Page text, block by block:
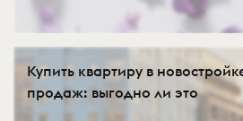
Купить квартиру в
продаж: выгодно ли это